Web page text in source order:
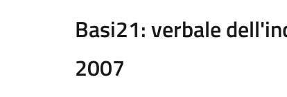
Basi21: verbale
2007